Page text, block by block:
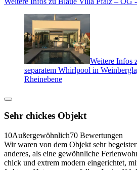
Weitere Infos
separatem Whirlpool in
Rheinebene
Sehr chickes Objekt
10Außergewöhnlich70 Bewertungen
Wir waren von dem Objekt sehr
anderes, als eine gewöhnliche
chick und extrem modern eingerichtet,